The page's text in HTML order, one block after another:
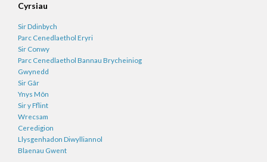
Cyrsiau
Sir Ddinbych
Parc Cenedlaethol Eryri
Sir Conwy
Parc Cenedlaethol Bannau Brycheiniog
Gwynedd
Sir Gâr
Ynys Môn
Sir y Fflint
Wrecsam
Ceredigion
Llysgenhadon Diwylliannol
Blaenau Gwent